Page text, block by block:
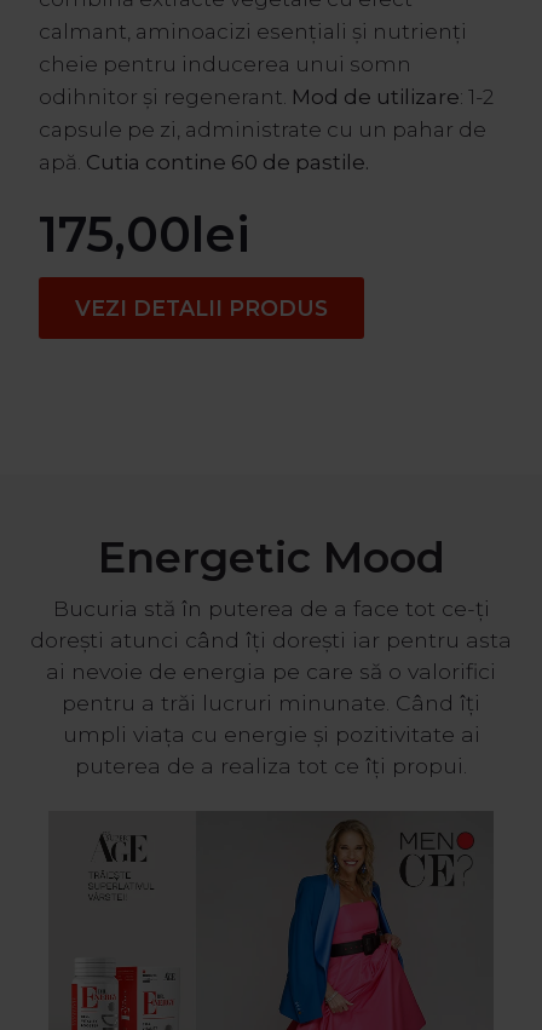
calmant, aminoacizi esențiali și nutrienți
cheie pentru inducerea unui somn
odihnitor și regenerant. Mod de utilizare: 1-2
capsule pe zi, administrate cu un pahar de
apă. Cutia contine 60 de pastile.
175,00lei
VEZI DETALII PRODUS
Energetic Mood
Bucuria stă în puterea de a face tot ce-ți
dorești atunci când îți dorești iar pentru asta
ai nevoie de energia pe care să o valorifici
pentru a trăi lucruri minunate. Când îți
umpli viața cu energie și pozitivitate ai
puterea de a realiza tot ce îți propui.